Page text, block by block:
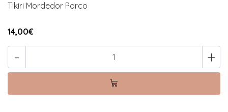
Tikiri Mordedor Porco
14,00€
- +